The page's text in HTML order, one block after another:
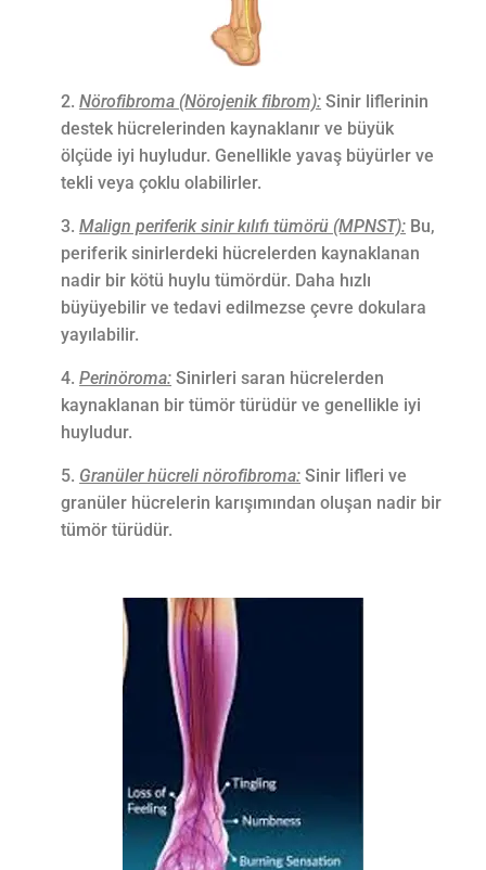
Nörofibroma (Nörojenik fibrom): Sinir liflerinin
destek hücrelerinden kaynaklanır ve büyük
ölçüde iyi huyludur. Genellikle yavaş büyürler ve
tekli veya çoklu olabilirler.
Malign periferik sinir kılıfı tümörü (MPNST): Bu,
periferik sinirlerdeki hücrelerden kaynaklanan
nadir bir kötü huylu tümördür. Daha hızlı
büyüyebilir ve tedavi edilmezse çevre dokulara
yayılabilir.
Perinöroma: Sinirleri saran hücrelerden
kaynaklanan bir tümör türüdür ve genellikle iyi
huyludur.
Granüler hücreli nörofibroma: Sinir lifleri ve
granüler hücrelerin karışımından oluşan nadir bir
tümör türüdür.